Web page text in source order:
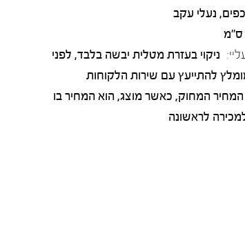
, נעלי עקב
ניקוי בעזרת מטלית יבשה בלבד, לפני
להתייעץ עם שירות הלקוחות
המחיר המחוק, כאשר מוצג, הוא המחיר בו
לראשונה